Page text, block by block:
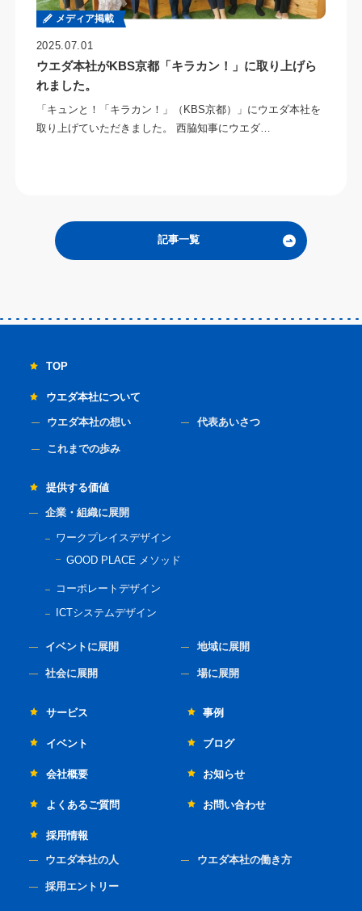
メディア掲載
2025.07.01
ウエダ本社がKBS京都「キラカン！」に取り上げら
れました。
「キュンと！「キラカン！」（KBS京都）」にウエダ本社を
取り上げていただきました。 西脇知事にウエダ…
記事一覧
TOP
ウエダ本社について
ウエダ本社の想い 代表あいさつ
これまでの歩み
提供する価値
企業・組織に展開
ワークプレイスデザイン
GOOD PLACE メソッド
コーポレートデザイン
ICTシステムデザイン
イベントに展開 地域に展開
社会に展開 場に展開
サービス 事例
イベント ブログ
会社概要 お知らせ
よくあるご質問 お問い合わせ
採用情報
ウエダ本社の人 ウエダ本社の働き方
採用エントリー